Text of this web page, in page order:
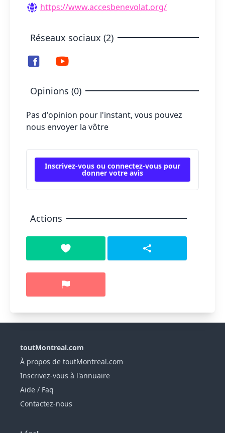
https://www.accesbenevolat.org/
Réseaux sociaux (2)
Opinions (0)
Pas d'opinion pour l'instant, vous pouvez
nous envoyer la vôtre
Inscrivez-vous ou connectez-vous pour
donner votre avis
Actions
toutMontreal.com
À propos de toutMontreal.com
Inscrivez-vous à l'annuaire
Aide / Faq
Contactez-nous